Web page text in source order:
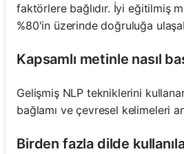
faktörlere bağlıdır. İyi eğitilmiş
%80'in üzerinde doğruluğa
Kapsamlı metinle nasıl
Gelişmiş NLP tekniklerini
bağlamı ve çevresel kelimeleri
Birden fazla dilde